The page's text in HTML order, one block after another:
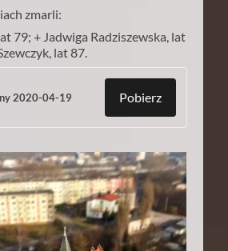
zmarli:
79; + Jadwiga Radziszewska, lat
lat 87.
2020-04-19 Pobierz